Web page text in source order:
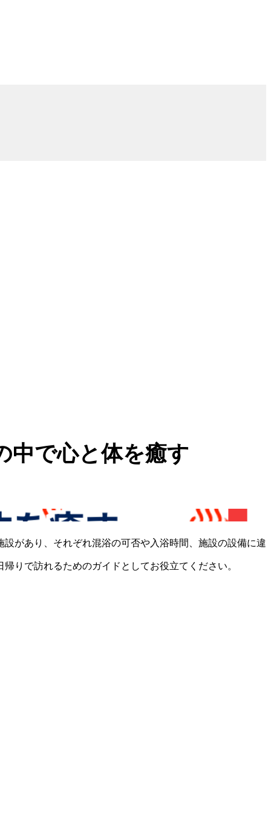
中で心と体を癒す
があり、それぞれ混浴の可否や入浴時間、施設の設備に違
りで訪れるためのガイドとしてお役立てください。